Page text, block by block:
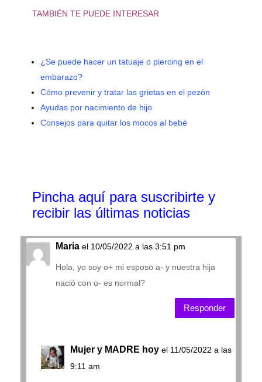
TAMBIÉN TE PUEDE INTERESAR
¿Se puede hacer un tatuaje o piercing en el
embarazo?
Cómo prevenir y tratar las grietas en el pezón
Ayudas por nacimiento de hijo
Consejos para quitar los mocos al bebé
Pincha aquí para suscribirte y
recibir las últimas noticias
Maria el 10/05/2022 a las 3:51 pm
Hola, yo soy o+ mi esposo a- y nuestra hija
nació con o- es normal?
Responder
Mujer y MADRE hoy el 11/05/2022 a las
9:11 am